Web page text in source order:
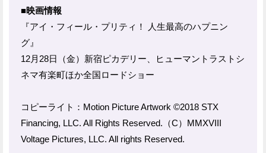
■映画情報
『アイ・フィール・プリティ！ 人生最高のハプニン
グ』
12月28日（金）新宿ピカデリー、ヒューマントラストシ
ネマ有楽町ほか全国ロードショー
コピーライト：Motion Picture Artwork ©2018 STX
Financing, LLC. All Rights Reserved.（C）MMXVIII
Voltage Pictures, LLC. All rights Reserved.